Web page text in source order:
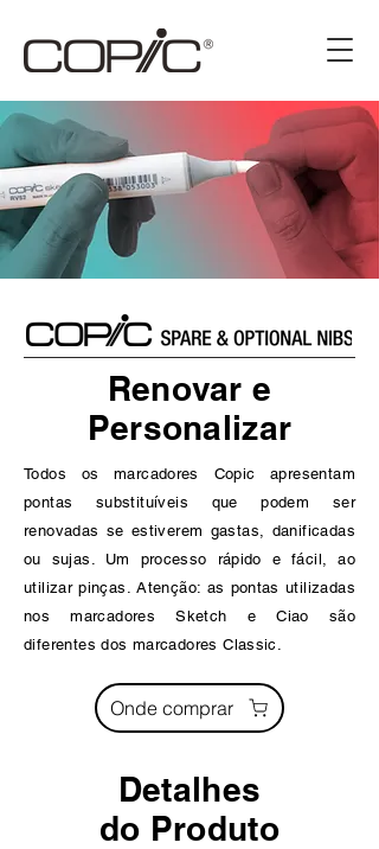
Renovar e
Personalizar
Todos os marcadores Copic apresentam
pontas substituíveis que podem ser
renovadas se estiverem gastas, danificadas
ou sujas. Um processo rápido e fácil, ao
utilizar pinças. Atenção: as pontas utilizadas
nos marcadores Sketch e Ciao são
diferentes dos marcadores Classic.
Onde comprar
Detalhes
do Produto